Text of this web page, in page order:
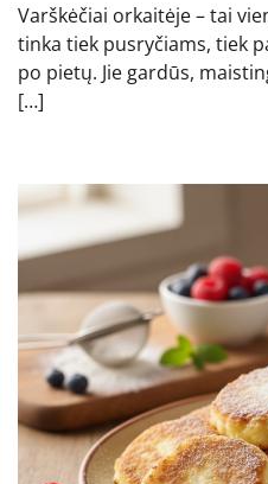
Varškėčiai orkaitėje – tai
tinka tiek pusryčiams, tiek
po pietų. Jie gardūs,
[…]